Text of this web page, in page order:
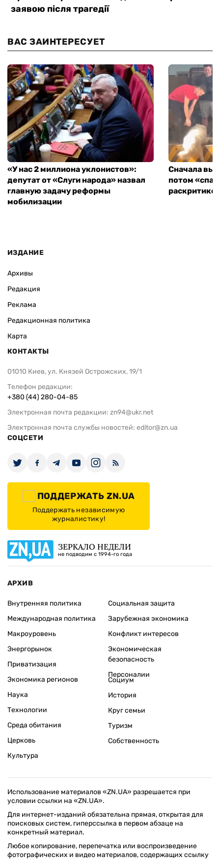
ВАС ЗАИНТЕРЕСУЕТ
«У нас 2 миллиона уклонистов»:
депутат от «Слуги народа» назвал
главную задачу реформы
мобилизации
Сначала
потом
ИЗДАНИЕ
Архивы
Редакция
Реклама
Редакционная политика
Карта
КОНТАКТЫ
01010 Киев, ул. Князей Острожских, 19/1
Телефон редакции:
+380 (44) 280-04-85
Электронная почта редакции: zn94@ukr.net
Электронная почта службы новостей: editor@zn.ua
СОЦСЕТИ
ПОДДЕРЖАТЬ ZN.UA
Поддержать независимую
журналистику!
ЗЕРКАЛО НЕДЕЛИ
не подводим с 1994-го года
АРХИВ
Внутренняя политика
Международная политика
Макроуровень
Энергорынок
Приватизация
Экономика регионов
Социальная защита
Зарубежная экономика
Конфликт интересов
Экономическая
безопасность
Персоналии
Наука
Технологии
Среда обитания
Церковь
Культура
Социум
История
Круг семьи
Туризм
Собственность
Использование материалов «ZN.UA» разрешается при
условии ссылки на «ZN.UA».
Для интернет-изданий обязательна прямая, открытая для
поисковых систем, гиперссылка в первом абзаце на
конкретный материал.
Любое копирование, перепечатка или воспроизведение
фотографических и видео материалов, содержащих ссылку